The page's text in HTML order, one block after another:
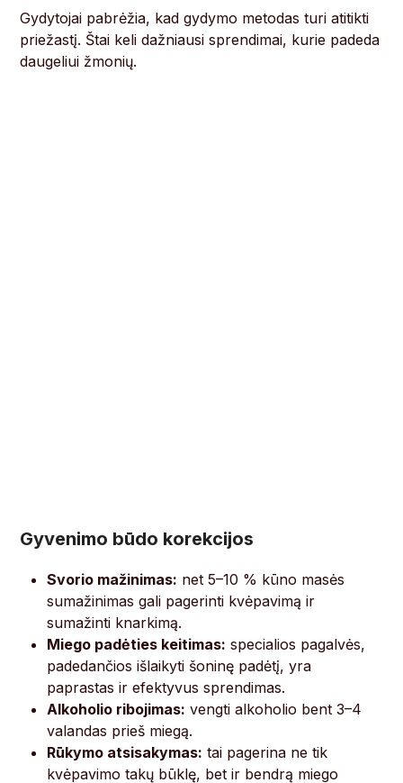
Gydytojai pabrėžia, kad gydymo metodas turi atitikti
priežastį. Štai keli dažniausi sprendimai, kurie padeda
daugeliui žmonių.
Gyvenimo būdo korekcijos
Svorio mažinimas: net 5–10 % kūno masės
sumažinimas gali pagerinti kvėpavimą ir
sumažinti knarkimą.
Miego padėties keitimas: specialios pagalvės,
padedančios išlaikyti šoninę padėtį, yra
paprastas ir efektyvus sprendimas.
Alkoholio ribojimas: vengti alkoholio bent 3–4
valandas prieš miegą.
Rūkymo atsisakymas: tai pagerina ne tik
kvėpavimo takų būklę, bet ir bendrą miego